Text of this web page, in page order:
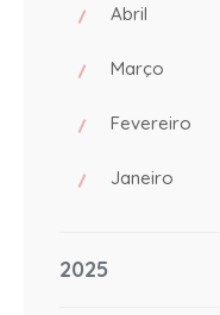
Abril
Março
Fevereiro
Janeiro
2025